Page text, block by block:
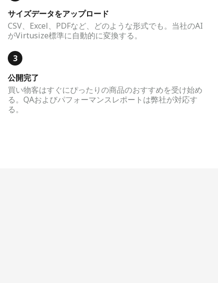
サイズデータをアップロード
CSV、Excel、PDFなど、どのような形式でも。当社のAI
がVirtusize標準に自動的に変換する。
3
公開完了
買い物客はすぐにぴったりの商品のおすすめを受け始め
る。QAおよびパフォーマンスレポートは弊社が対応す
る。